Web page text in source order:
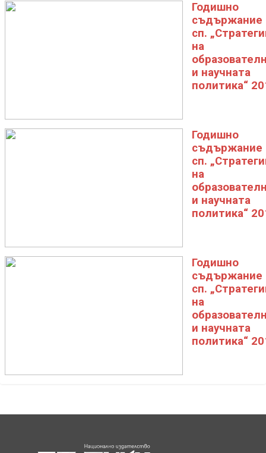
Годишно
съдържание
сп.
на
и научната
политика“
Годишно
съдържание
сп.
на
и научната
политика“
Годишно
съдържание
сп.
на
и научната
политика“